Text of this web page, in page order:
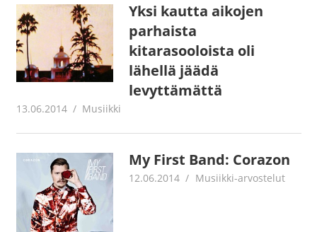
Yksi kautta aikojen
parhaista
kitarasooloista oli
lähellä jäädä
levyttämättä
13.06.2014 mestanet
Musiikki
My First Band: Corazon
12.06.2014 Jouni Hirn
Musiikki-arvostelut